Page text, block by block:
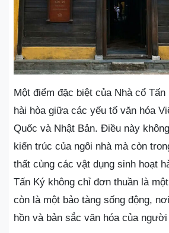
Một điểm đặc biệt của Nhà cổ
hài hòa giữa các yếu tố văn hóa
Quốc và Nhật Bản. Điều này
kiến trúc của ngôi nhà mà còn
thất cùng các vật dụng sinh hoạt
Tấn Ký không chỉ đơn thuần là
còn là một bảo tàng sống động,
hồn và bản sắc văn hóa của người